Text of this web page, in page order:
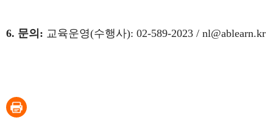
6. 문의: 교육운영(수행사): 02-589-2023 / nl@ablearn.kr